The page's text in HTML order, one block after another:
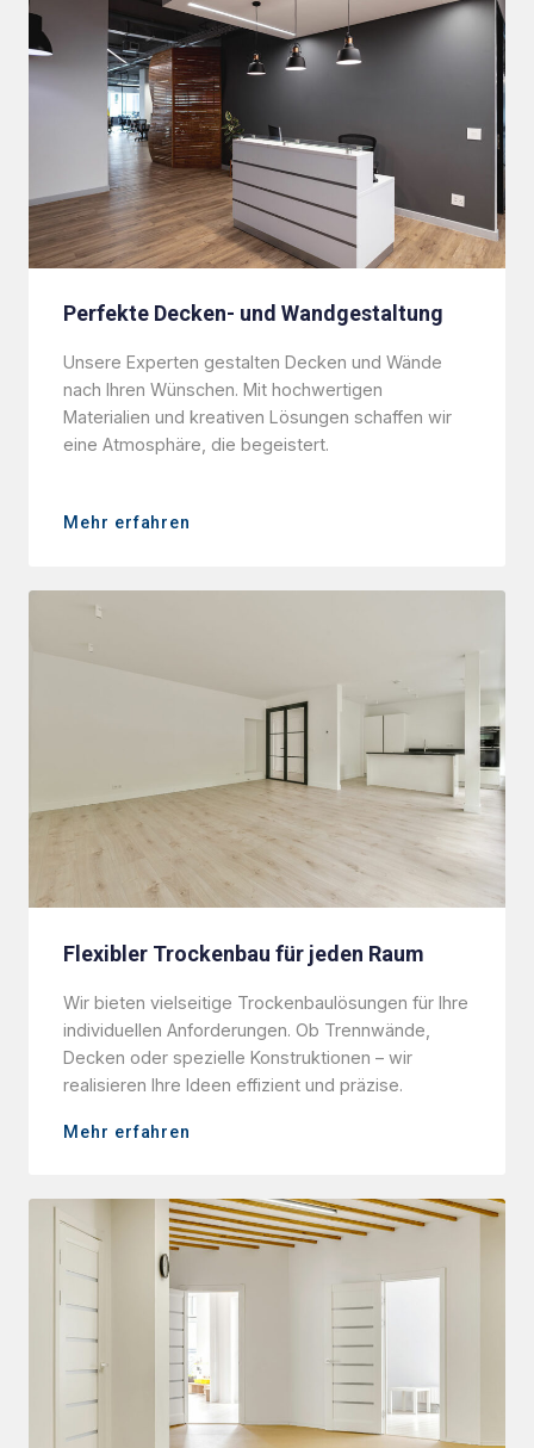
Perfekte Decken- und Wandgestaltung
Unsere Experten gestalten Decken und Wände
nach Ihren Wünschen. Mit hochwertigen
Materialien und kreativen Lösungen schaffen wir
eine Atmosphäre, die begeistert.
Mehr erfahren
Flexibler Trockenbau für jeden Raum
Wir bieten vielseitige Trockenbaulösungen für Ihre
individuellen Anforderungen. Ob Trennwände,
Decken oder spezielle Konstruktionen – wir
realisieren Ihre Ideen effizient und präzise.
Mehr erfahren